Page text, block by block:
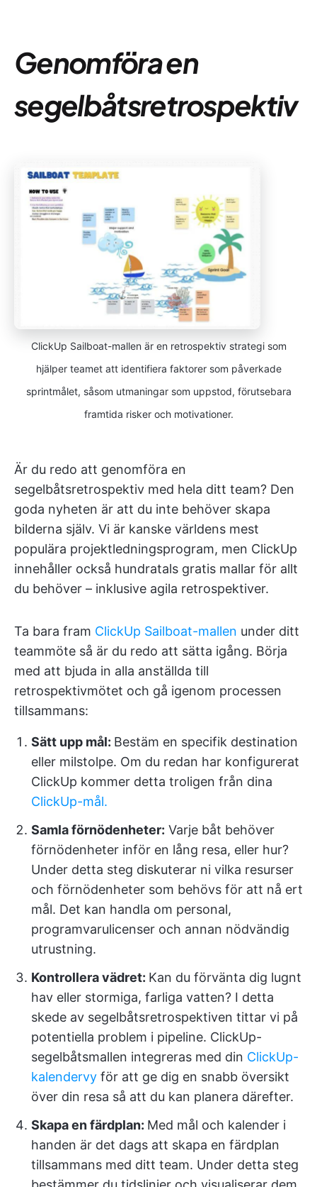
Genomföra en
segelbåtsretrospektiv
ClickUp Sailboat-mallen är en retrospektiv strategi som
hjälper teamet att identifiera faktorer som påverkade
sprintmålet, såsom utmaningar som uppstod, förutsebara
framtida risker och motivationer.
Är du redo att genomföra en
segelbåtsretrospektiv med hela ditt team? Den
goda nyheten är att du inte behöver skapa
bilderna själv. Vi är kanske världens mest
populära projektledningsprogram, men ClickUp
innehåller också hundratals gratis mallar för allt
du behöver – inklusive agila retrospektiver.
Ta bara fram ClickUp Sailboat-mallen under ditt
teammöte så är du redo att sätta igång. Börja
med att bjuda in alla anställda till
retrospektivmötet och gå igenom processen
tillsammans:
Sätt upp mål: Bestäm en specifik destination
eller milstolpe. Om du redan har konfigurerat
ClickUp kommer detta troligen från dina
ClickUp-mål.
Samla förnödenheter: Varje båt behöver
förnödenheter inför en lång resa, eller hur?
Under detta steg diskuterar ni vilka resurser
och förnödenheter som behövs för att nå ert
mål. Det kan handla om personal,
programvarulicenser och annan nödvändig
utrustning.
Kontrollera vädret: Kan du förvänta dig lugnt
hav eller stormiga, farliga vatten? I detta
skede av segelbåtsretrospektiven tittar vi på
potentiella problem i pipeline. ClickUp-
segelbåtsmallen integreras med din ClickUp-
kalendervy för att ge dig en snabb översikt
över din resa så att du kan planera därefter.
Skapa en färdplan: Med mål och kalender i
handen är det dags att skapa en färdplan
tillsammans med ditt team. Under detta steg